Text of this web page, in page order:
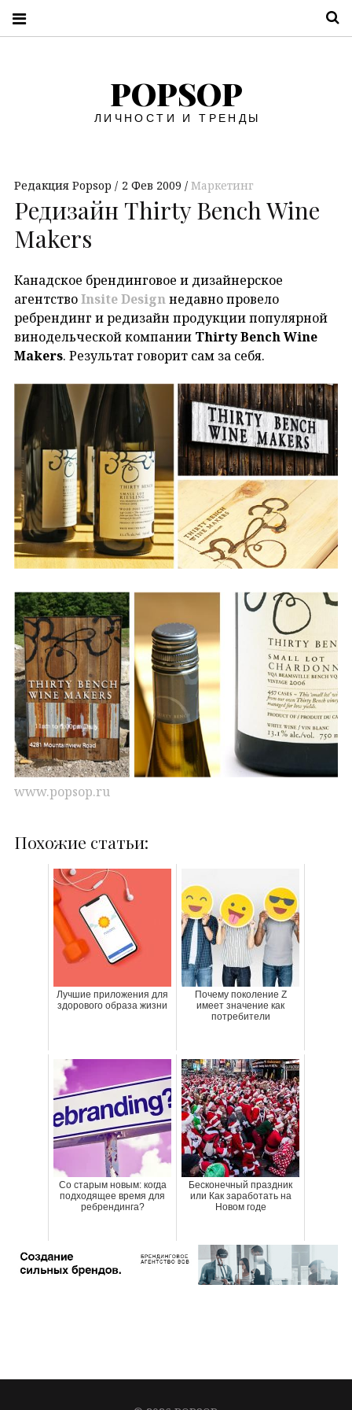
POPSOP
ЛИЧНОСТИ И ТРЕНДЫ
Редакция Popsop 2 Фев 2009 Маркетинг
Редизайн Thirty Bench Wine
Makers
Канадское брендинговое и дизайнерское
агентствоInsite Designнедавно провело
ребрендинг и редизайн продукции популярной
винодельческой компании Thirty Bench Wine
Makers. Результат говорит сам за себя.
www.popsop.ru
Похожие статьи:
Лучшие приложения для
здорового образа жизни
Почему поколение Z
имеет значение как
потребители
Со старым новым: когда
подходящее время для
ребрендинга?
Бесконечный праздник
или Как заработать на
Новом годе